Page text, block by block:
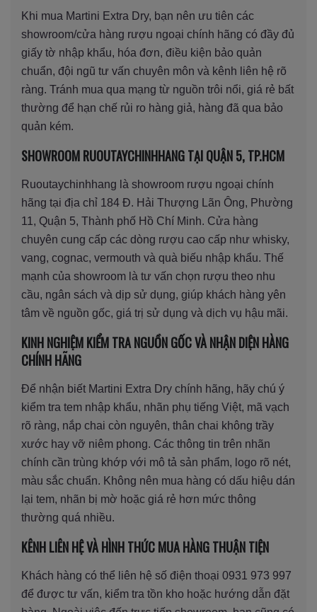
Khi mua Martini Extra Dry, bạn nên ưu tiên các
showroom/cửa hàng rượu ngoại chính hãng có đầy đủ
giấy tờ nhập khẩu, hóa đơn, điều kiện bảo quản
chuẩn, đội ngũ tư vấn chuyên môn và kênh liên hệ rõ
ràng. Tránh mua qua mạng từ nguồn trôi nổi, giá rẻ bất
thường để hạn chế rủi ro hàng giả, hàng đã qua bảo
quản kém.
SHOWROOM RUOUTAYCHINHHANG TẠI QUẬN 5, TP.HCM
Ruoutaychinhhang là showroom rượu ngoại chính
hãng tại địa chỉ 184 Đ. Hải Thượng Lãn Ông, Phường
11, Quận 5, Thành phố Hồ Chí Minh. Cửa hàng
chuyên cung cấp các dòng rượu cao cấp như whisky,
vang, cognac, vermouth và quà biếu nhập khẩu. Thế
mạnh của showroom là tư vấn chọn rượu theo nhu
cầu, ngân sách và dịp sử dụng, giúp khách hàng yên
tâm về nguồn gốc, giá trị sử dụng và dịch vụ hậu mãi.
KINH NGHIỆM KIỂM TRA NGUỒN GỐC VÀ NHẬN DIỆN HÀNG
CHÍNH HÃNG
Để nhận biết Martini Extra Dry chính hãng, hãy chú ý
kiểm tra tem nhập khẩu, nhãn phụ tiếng Việt, mã vạch
rõ ràng, nắp chai còn nguyên, thân chai không trầy
xước hay vỡ niêm phong. Các thông tin trên nhãn
chính cần trùng khớp với mô tả sản phẩm, logo rõ nét,
màu sắc chuẩn. Không nên mua hàng có dấu hiệu dán
lại tem, nhãn bị mờ hoặc giá rẻ hơn mức thông
thường quá nhiều.
KÊNH LIÊN HỆ VÀ HÌNH THỨC MUA HÀNG THUẬN TIỆN
Khách hàng có thể liên hệ số điện thoại 0931 973 997
để được tư vấn, kiểm tra tồn kho hoặc hướng dẫn đặt